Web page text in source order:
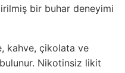
bir buhar deneyimi
kahve, çikolata ve
Nikotinsiz likit